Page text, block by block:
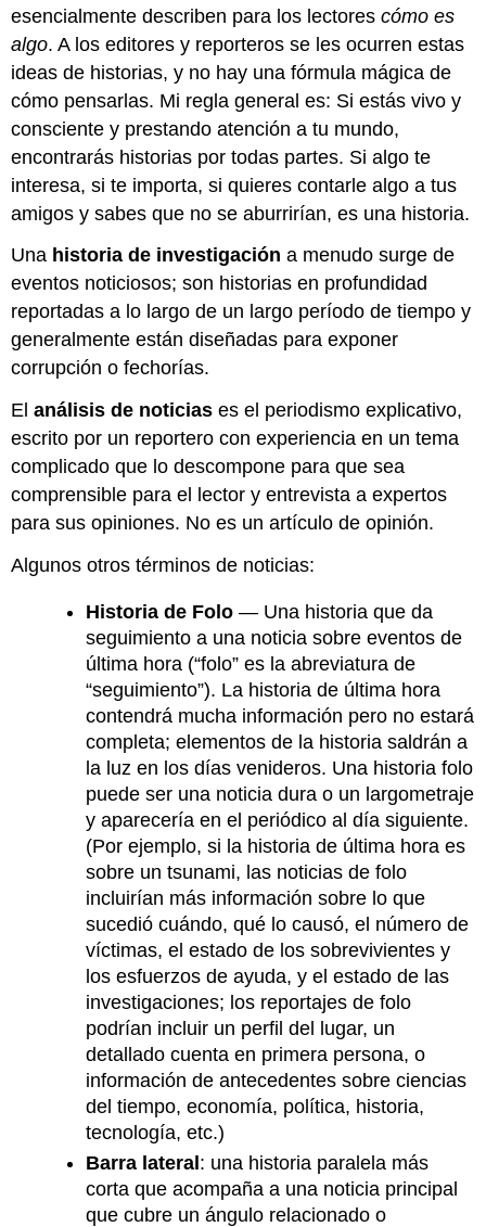
esencialmente describen para los lectorescómo es
algo. A los editores y reporteros se les ocurren estas
ideas de historias, y no hay una fórmula mágica de
cómo pensarlas. Mi regla general es: Si estás vivo y
consciente y prestando atención a tu mundo,
encontrarás historias por todas partes. Si algo te
interesa, si te importa, si quieres contarle algo a tus
amigos y sabes que no se aburrirían, es una historia.
Una historia de investigación a menudo surge de
eventos noticiosos; son historias en profundidad
reportadas a lo largo de un largo período de tiempo y
generalmente están diseñadas para exponer
corrupción o fechorías.
Elanálisis de noticias es el periodismo explicativo,
escrito por un reportero con experiencia en un tema
complicado que lo descompone para que sea
comprensible para el lector y entrevista a expertos
para sus opiniones. No es un artículo de opinión.
Algunos otros términos de noticias:
Historia de Folo — Una historia que da
seguimiento a una noticia sobre eventos de
última hora (“folo” es la abreviatura de
“seguimiento”). La historia de última hora
contendrá mucha información pero no estará
completa; elementos de la historia saldrán a
la luz en los días venideros. Una historia folo
puede ser una noticia dura o un largometraje
y aparecería en el periódico al día siguiente.
(Por ejemplo, si la historia de última hora es
sobre un tsunami, las noticias de folo
incluirían más información sobre lo que
sucedió cuándo, qué lo causó, el número de
víctimas, el estado de los sobrevivientes y
los esfuerzos de ayuda, y el estado de las
investigaciones; los reportajes de folo
podrían incluir un perfil del lugar, un
detallado cuenta en primera persona, o
información de antecedentes sobre ciencias
del tiempo, economía, política, historia,
tecnología, etc.)
Barra lateral: una historia paralela más
corta que acompaña a una noticia principal
que cubre un ángulo relacionado o